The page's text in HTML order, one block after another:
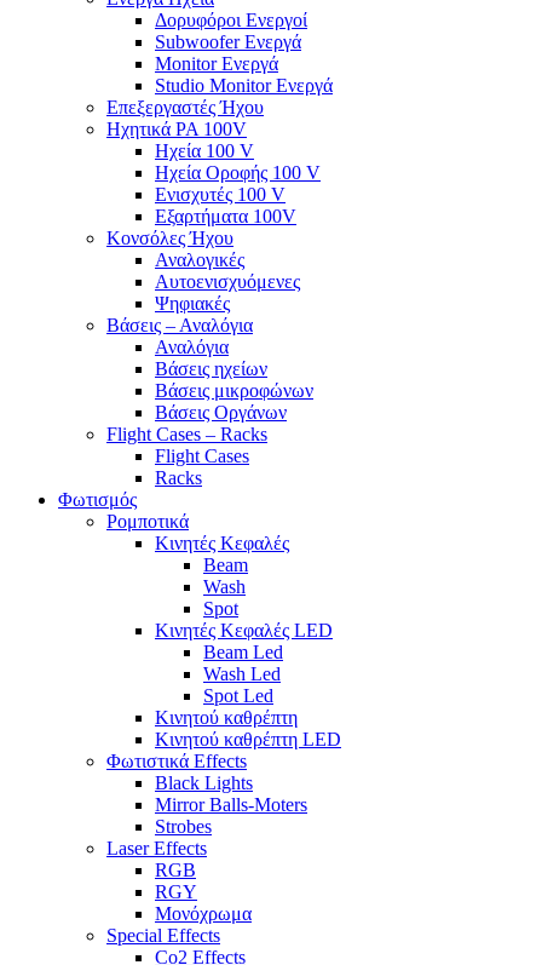
Δορυφόροι Ενεργοί
Subwoofer Ενεργά
Monitor Ενεργά
Studio Monitor Ενεργά
Επεξεργαστές Ήχου
Ηχητικά PA 100V
Ηχεία 100 V
Ηχεία Οροφής 100 V
Ενισχυτές 100 V
Εξαρτήματα 100V
Κονσόλες Ήχου
Αναλογικές
Αυτοενισχυόμενες
Ψηφιακές
Βάσεις – Αναλόγια
Αναλόγια
Βάσεις ηχείων
Βάσεις μικροφώνων
Βάσεις Οργάνων
Flight Cases – Racks
Flight Cases
Racks
Φωτισμός
Ρομποτικά
Κινητές Κεφαλές
Beam
Wash
Spot
Κινητές Κεφαλές LED
Beam Led
Wash Led
Spot Led
Κινητού καθρέπτη
Κινητού καθρέπτη LED
Φωτιστικά Effects
Black Lights
Mirror Balls-Moters
Strobes
Laser Effects
RGB
RGY
Μονόχρωμα
Special Effects
Co2 Effects